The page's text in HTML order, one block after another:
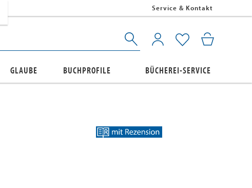
Service & Kontakt
GLAUBE BUCHPROFILE BÜCHEREI-SERVICE